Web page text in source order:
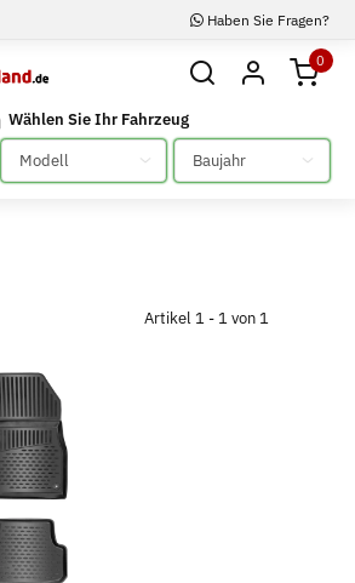
Haben Sie Fragen?
0
Wählen Sie Ihr Fahrzeug
Bitte auswählen Bitte auswählen
Artikel 1 - 1 von 1